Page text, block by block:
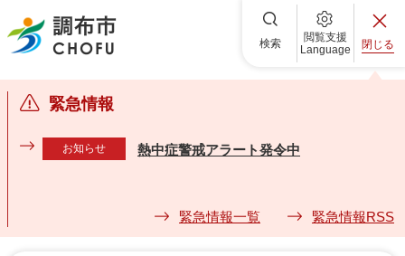
調布市 検索
閲覧支援
Language
閉じる
緊急情報
お知らせ 熱中症警戒アラート発令中
緊急情報一覧 緊急情報RSS